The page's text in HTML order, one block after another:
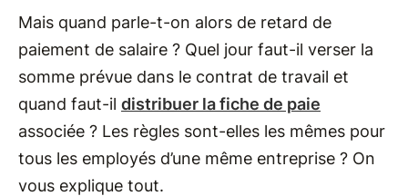
Mais quand parle-t-on alors de retard de
paiement de salaire ? Quel jour faut-il verser la
somme prévue dans le contrat de travail et
quand faut-il distribuer la fiche de paie
associée ? Les règles sont-elles les mêmes pour
tous les employés d’une même entreprise ? On
vous explique tout.